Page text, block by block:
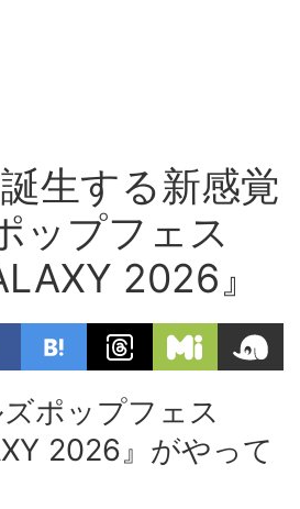
生する新感覚
ップフェス
2026』
ポップフェス
2026』がやって